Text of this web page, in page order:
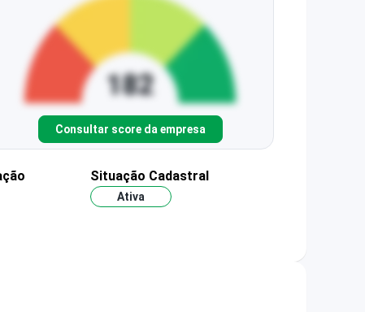
Consultar score da empresa
Situação Cadastral
Ativa